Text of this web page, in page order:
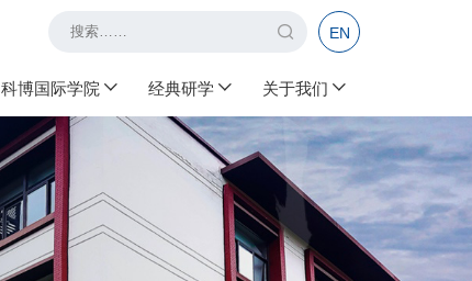
EN
科博国际学院 经典研学 关于我们